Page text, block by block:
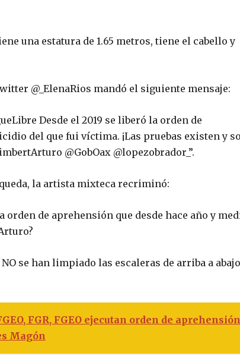
una estatura de 1.65 metros, tiene el cabello y
@_ElenaRios mandó el siguiente mensaje:
Desde el 2019 se liberó la orden de
del que fui víctima. ¡Las pruebas existen y
@GobOax @lopezobrador_”.
la artista mixteca recriminó:
de aprehensión que desde hace año y
se han limpiado las escaleras de arriba a
FGR, FGEO ejecutan orden de aprehensión
Magón